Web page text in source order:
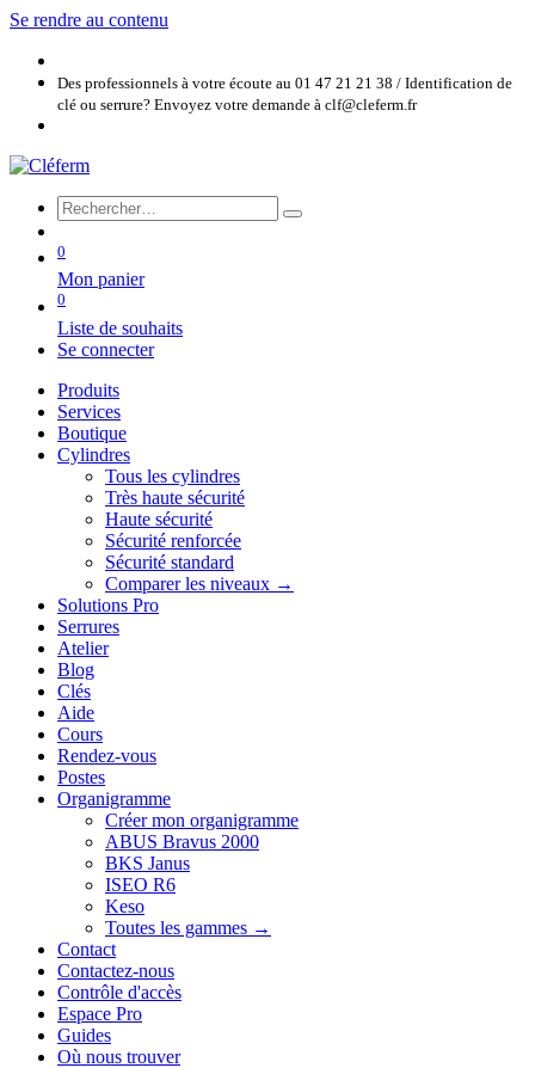
Se rendre au contenu
Des professionnels à votre écoute au 01 47 21 21 38 / Identification de
clé ou serrure? Envoyez votre demande à clf@cleferm.fr
0
Mon panier
0
Liste de souhaits
Se connecter
Produits
Services
Boutique
Cylindres
Tous les cylindres
Très haute sécurité
Haute sécurité
Sécurité renforcée
Sécurité standard
Comparer les niveaux →
Solutions Pro
Serrures
Atelier
Blog
Clés
Aide
Cours
Rendez-vous
Postes
Organigramme
Créer mon organigramme
ABUS Bravus 2000
BKS Janus
ISEO R6
Keso
Toutes les gammes →
Contact
Contactez-nous
Contrôle d'accès
Espace Pro
Guides
Où nous trouver